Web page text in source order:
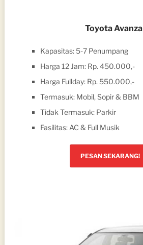
Toyota Avanza
Kapasitas: 5-7 Penumpang
Harga 12 Jam: Rp. 450.000,-
Harga Fullday: Rp. 550.000,-
Termasuk: Mobil, Sopir & BBM
Tidak Termasuk: Parkir
Fasilitas: AC & Full Musik
PESAN SEKARANG!